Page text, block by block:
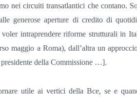
nei circuiti transatlantici che contano.
generose aperture di credito di
intraprendere riforme strutturali in
maggio a Roma), dall’altra un
della Commissione …].
utile ai vertici della Bce, se e